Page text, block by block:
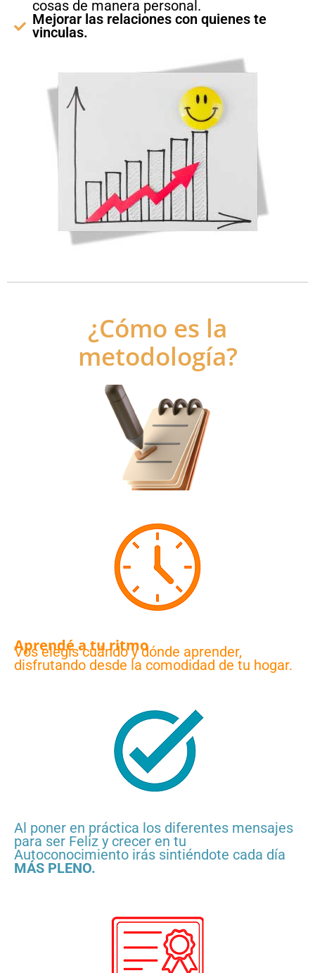
cosas de manera personal.
Mejorar las relaciones con quienes te
vinculas.
¿Cómo es la
metodología?
Aprendé a tu ritmo
Vos elegís cuándo y dónde aprender,
disfrutando desde la comodidad de tu hogar.
Al poner en práctica los diferentes mensajes
para ser Feliz y crecer en tu
Autoconocimiento irás sintiéndote cada día
MÁS PLENO.